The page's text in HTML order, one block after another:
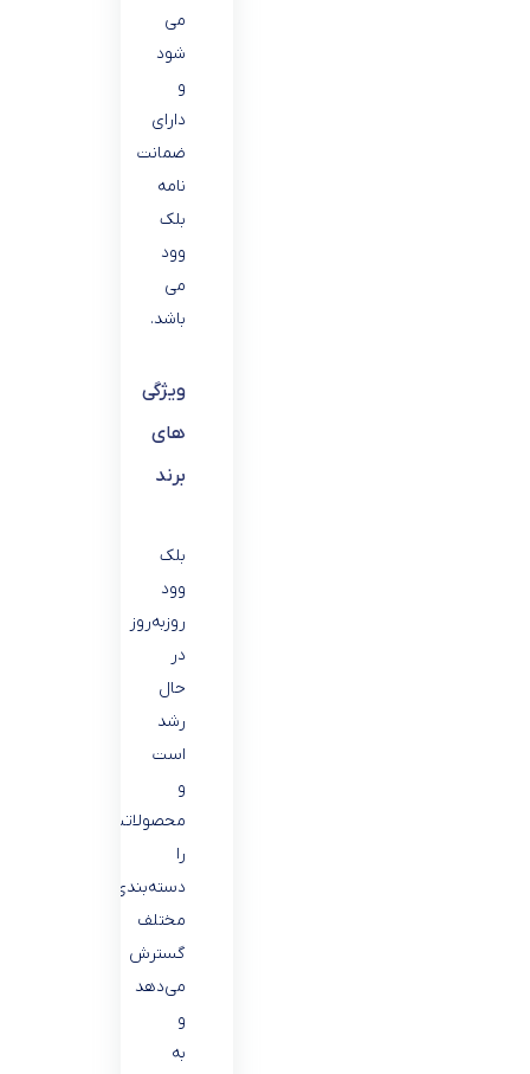
می
شود
و
دارای
ضمانت
نامه
بلک
وود
می
باشد.
ویژگی
های
برند
بلک
وود
روز‌به‌روز
در
حال
رشد
است
و
محصولاتش
را
دسته‌بندی‌های
مختلف
گسترش
می‌دهد
و
به